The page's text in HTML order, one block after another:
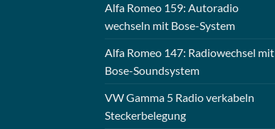
Alfa Romeo 159: Autoradio
wechseln mit Bose-System
Alfa Romeo 147: Radiowechsel mit
Bose-Soundsystem
VW Gamma 5 Radio verkabeln
Steckerbelegung